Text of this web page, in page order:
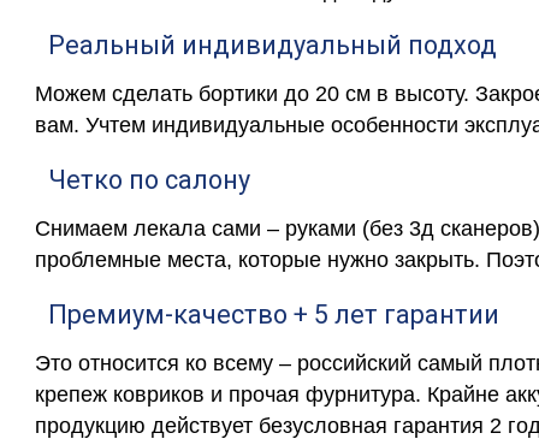
Реальный индивидуальный подход
Можем сделать бортики до 20 см в высоту.
вам. Учтем индивидуальные особенности
Четко по салону
Снимаем лекала сами – руками (без 3д
проблемные места, которые нужно закрыть.
Премиум-качество + 5 лет гарантии
Это относится ко всему – российский самый
крепеж ковриков и прочая фурнитура. Крайне
продукцию действует безусловная гарантия 2